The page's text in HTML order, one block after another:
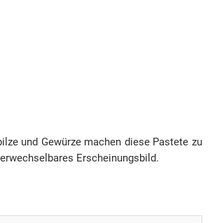
und Gewürze machen diese Pastete zu
Erscheinungsbild.